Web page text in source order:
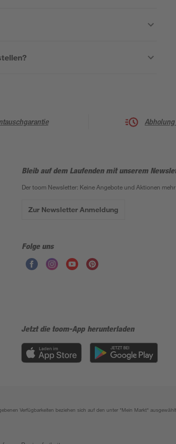
Bleib auf dem Laufenden mit unserem
Der toom Newsletter: Keine Angebote und Aktionen
Zur Newsletter Anmeldung
Folge uns
Jetzt die toom-App herunterladen
Verfügbarkeiten beziehen sich auf den unter "Mein Markt"